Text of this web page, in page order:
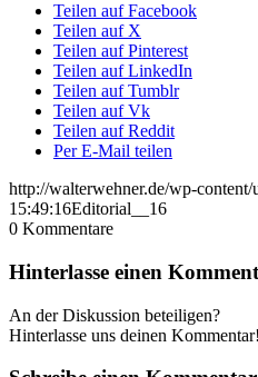
Teilen auf Facebook
Teilen auf X
Teilen auf Pinterest
Teilen auf LinkedIn
Teilen auf Tumblr
Teilen auf Vk
Teilen auf Reddit
Per E-Mail teilen
http://walterwehner.de/wp-
15:49:16Editorial__16
0 Kommentare
Hinterlasse einen
An der Diskussion beteiligen?
Hinterlasse uns deinen Kommentar!